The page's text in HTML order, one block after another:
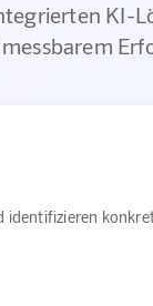
KI-
identifizieren